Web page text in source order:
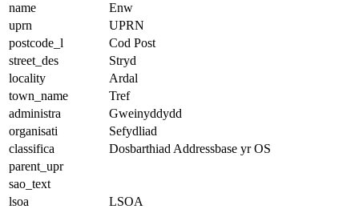
name
Enw
uprn
UPRN
postcode_l
Cod Post
street_des
Stryd
locality
Ardal
town_name
Tref
administra
Gweinyddydd
organisati
Sefydliad
classifica
Dosbarthiad Addressbase yr OS
parent_upr
sao_text
lsoa
LSOA